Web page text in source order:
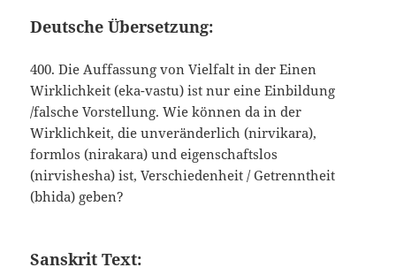
Deutsche Übersetzung:
400. Die Auffassung von Vielfalt in der Einen
Wirklichkeit (eka-vastu) ist nur eine Einbildung
/falsche Vorstellung. Wie können da in der
Wirklichkeit, die unveränderlich (nirvikara),
formlos (nirakara) und eigenschaftslos
(nirvishesha) ist, Verschiedenheit / Getrenntheit
(bhida) geben?
Sanskrit Text: